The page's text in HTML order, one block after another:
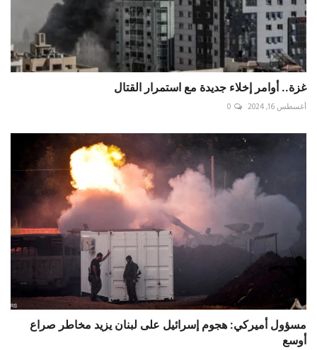
غزة.. أوامر إخلاء جديدة مع استمرار القتال
أغسطس 16, 2024 0
مسؤول أميركي: هجوم إسرائيل على لبنان يزيد مخاطر صراع
أوسع